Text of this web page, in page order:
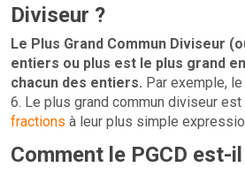
Diviseur ?
Le Plus Grand Commun Diviseur
entiers ou plus est le plus grand
chacun des entiers. Par exemple,
6. Le plus grand commun diviseur
fractions à leur plus simple
Comment le PGCD est-